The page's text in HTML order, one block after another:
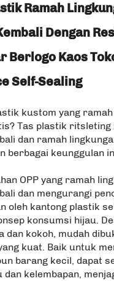
Ramah
Dengan
Berlogo Kaos
Self-Sealing
kustom yang ramah
Tas plastik ritsleting
dan ramah
berbagai keunggulan
OPP yang ramah
dan mengurangi
oleh kantong plastik
konsumsi hijau.
dan kokoh, mudah
kuat. Baik untuk
barang kecil, dapat
dan kelembapan,